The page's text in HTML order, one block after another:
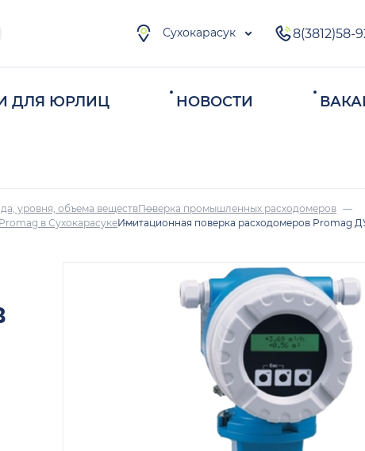
Сухокарасук 8(3812)58-
ДЛЯ ЮРЛИЦ НОВОСТИ
уровня, объема веществПоверка промышленных расходомеров
в СухокарасукеИмитационная поверка расходомеров Promag